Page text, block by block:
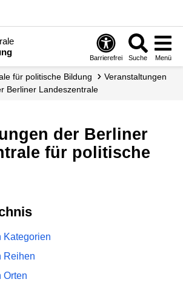
Barrierefrei Suche Menü
für politische Bildung
Veranstaltungen
Berliner Landes­zentrale
für politische
Kategorien
Reihen
Orten